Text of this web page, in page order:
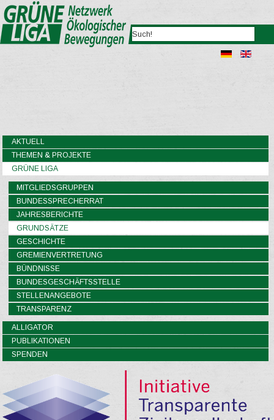
AKTUELL
THEMEN & PROJEKTE
GRÜNE LIGA
MITGLIEDSGRUPPEN
BUNDESSPRECHERRAT
JAHRESBERICHTE
GRUNDSÄTZE
GESCHICHTE
GREMIENVERTRETUNG
BÜNDNISSE
BUNDESGESCHÄFTSSTELLE
STELLENANGEBOTE
TRANSPARENZ
ALLIGATOR
PUBLIKATIONEN
SPENDEN